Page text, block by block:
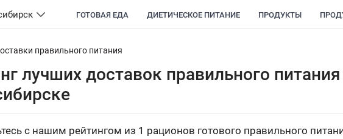
ГОТОВАЯ ЕДА ДИЕТИЧЕСКОЕ ПИТАНИЕ ПРОДУКТЫ
правильного питания
лучших доставок правильного
с нашим рейтингом из 1 рационов готового правильного